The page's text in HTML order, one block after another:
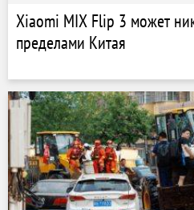
Xiaomi MIX Flip 3 может
пределами Китая